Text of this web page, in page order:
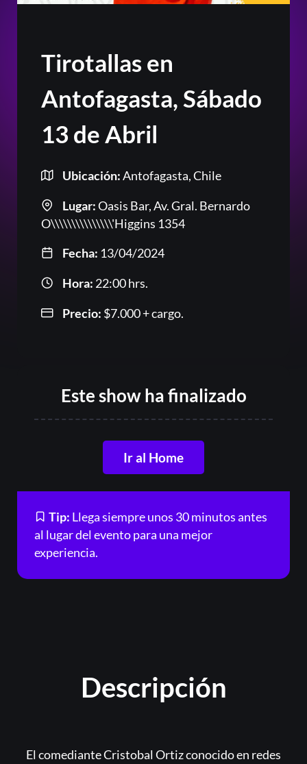
Tirotallas en
Antofagasta, Sábado
13 de Abril
Ubicación:Antofagasta, Chile
Lugar:Oasis Bar, Av. Gral. Bernardo
O\\\\\\\\\\\\\\\'Higgins 1354
Fecha: 13/04/2024
Hora: 22:00 hrs.
Precio: $7.000+ cargo.
Este show ha finalizado
Ir al Home
Tip: Llega siempre unos 30 minutos antes
al lugar del evento para una mejor
experiencia.
Descripción
El comediante Cristobal Ortiz conocido en redes
Or
¿Olvidaste la contraseña?
Registrarse